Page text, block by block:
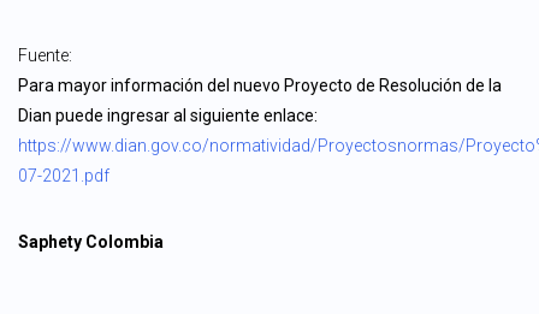
Fuente:
Para mayor información del nuevo Proyecto de Resolución de la
Dian puede ingresar al siguiente enlace:
https://www.dian.gov.co/normatividad/Proyectosnormas/
07-2021.pdf
Saphety Colombia